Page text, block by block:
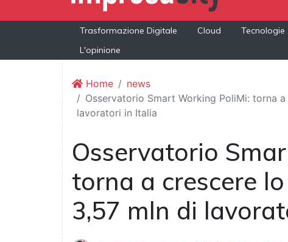
Trasformazione Digitale Cloud Tecnologie
L'opinione
Home
news
Osservatorio Smart Working PoliMi: torna
lavoratori in Italia
Osservatorio
torna a crescere
3,57 mln di